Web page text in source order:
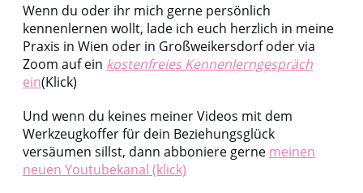
Wenn du oder ihr mich gerne persönlich
kennenlernen wollt, lade ich euch herzlich in meine
Praxis in Wien oder in Großweikersdorf oder via
Zoom auf ein kostenfreies Kennenlerngespräch
ein(Klick)
Und wenn du keines meiner Videos mit dem
Werkzeugkoffer für dein Beziehungsglück
versäumen sillst, dann abboniere gerne meinen
neuen Youtubekanal (klick)